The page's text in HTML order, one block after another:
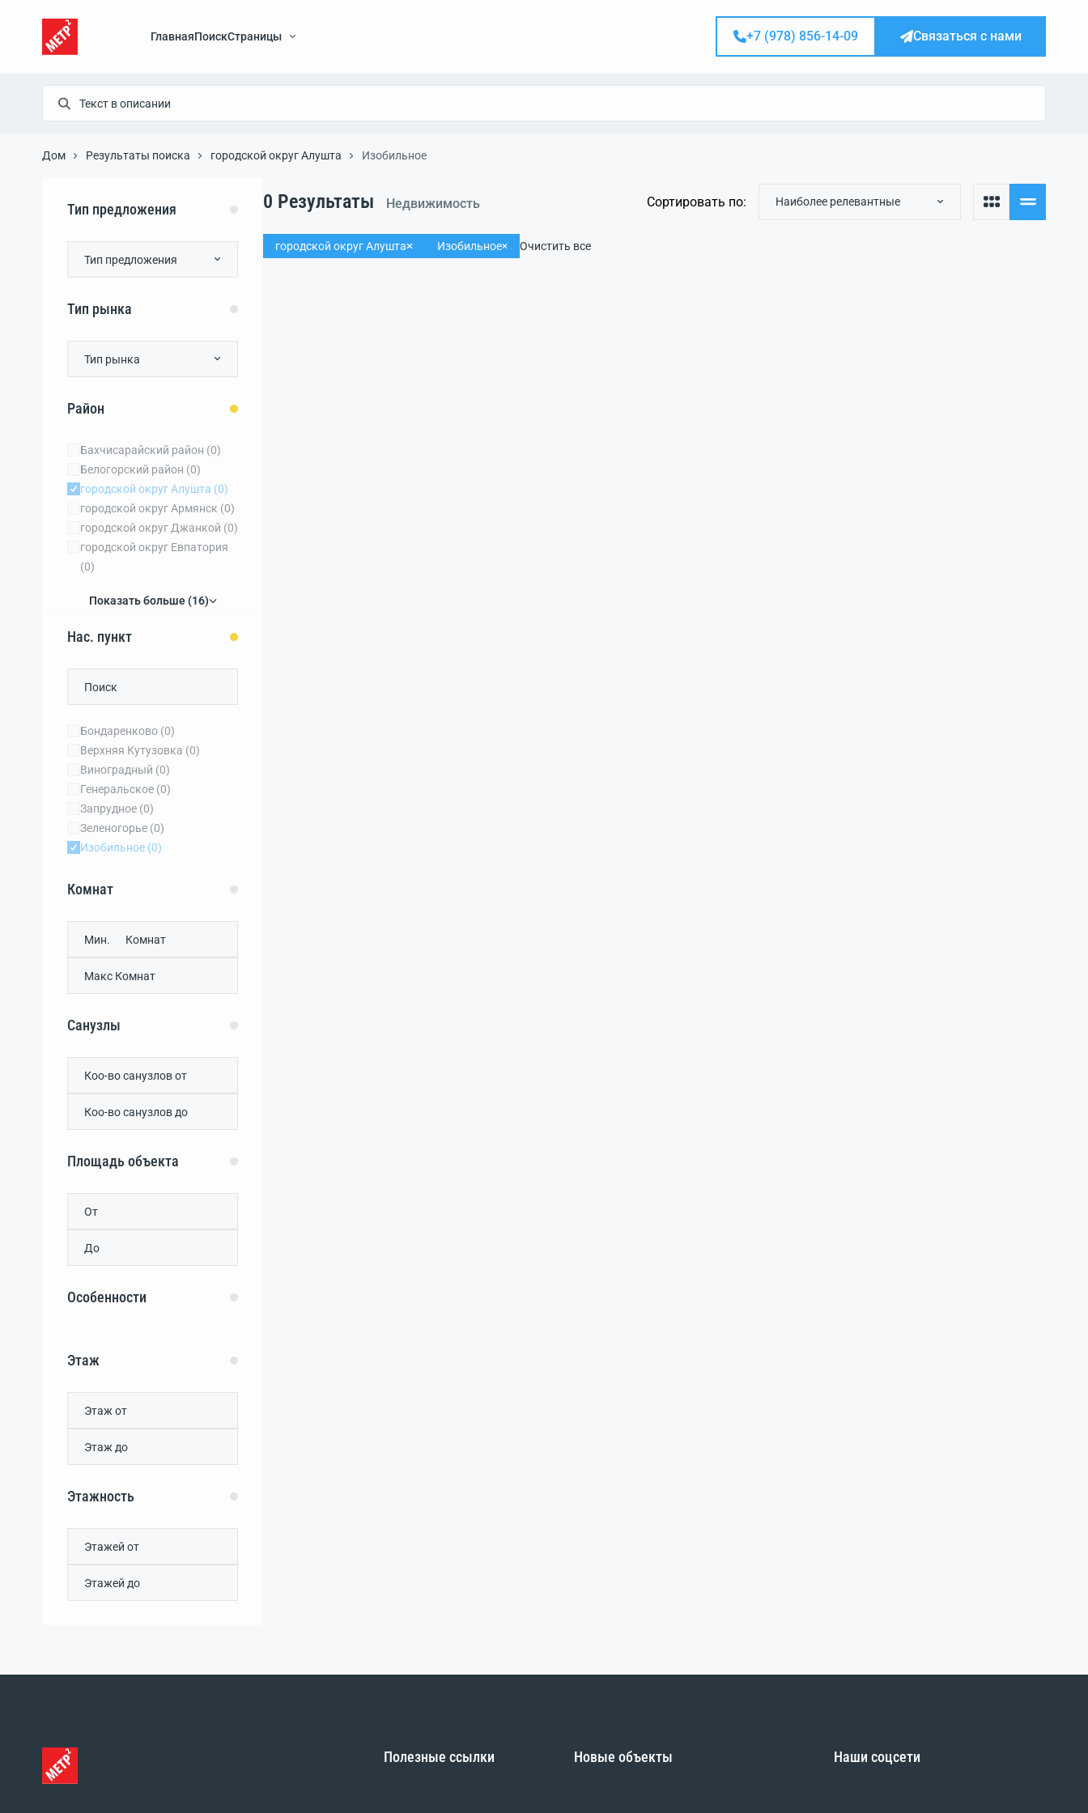
ГлавнаяПоискСтраницы +7 (978) 856-14-09 Связаться с нами
Дом Результаты поиска городской округ Алушта Изобильное
Тип предложения
Тип предложения
Тип рынка
Тип рынка
Район
Бахчисарайский район (0)
Белогорский район (0)
городской округ Алушта (0)
городской округ Армянск (0)
городской округ Джанкой (0)
городской округ Евпатория
(0)
Показать больше (16)
Нас. пункт
Бондаренково (0)
Верхняя Кутузовка (0)
Виноградный (0)
Генеральское (0)
Запрудное (0)
Зеленогорье (0)
Изобильное (0)
Лаванда
Лазурное(0)
Лучистое(0)
Малый Маяк(0)
Нижняя Кутузовка
Приветное(0)
Пушкино(0)
Рыбачье(0)
Солнечногорское(0)
Чайка(0)
Комнат
Санузлы
Площадь объекта
Особенности
Этаж
Этажность
0 Результаты Недвижимость Сортировать по: Наиболее релевантные
городской округ Алушта Изобильное Очистить все
Полезные ссылки Новые объекты Наши соцсети